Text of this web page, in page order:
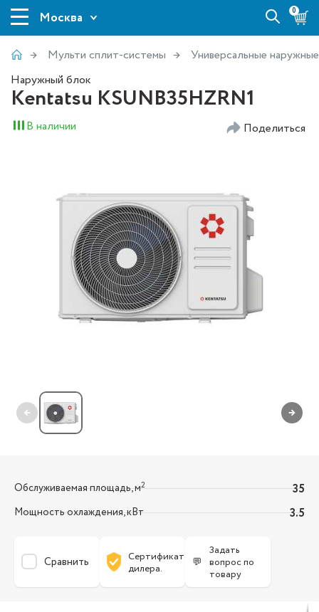
Москва 0
Мульти сплит-системы
Универсальные
Наружный блок
Kentatsu KSUNB35HZRN1
В наличии Поделиться
← →
Обслуживаемая площадь, м2 35
Мощность охлаждения, кВт 3.5
Сравнить
Сертификат
дилера.
💬
Задать
вопрос по
товару